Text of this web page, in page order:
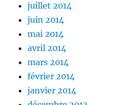
juillet 2014
juin 2014
mai 2014
avril 2014
mars 2014
février 2014
janvier 2014